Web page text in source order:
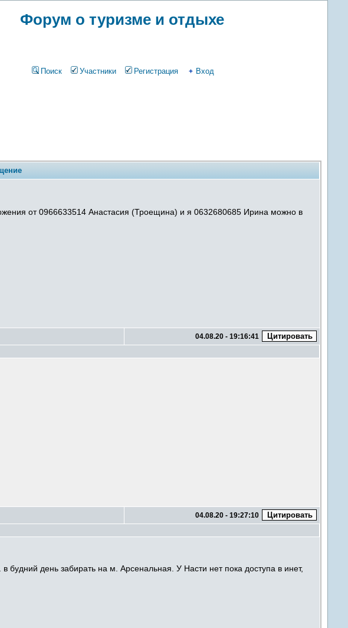
Форум о туризме и отдыхе
Поиск Участники Регистрация Вход
от 0966633514 Анастасия (Троещина) и я 0632680685 Ирина можно в
04.08.20 - 19:16:41
04.08.20 - 19:27:10
будний день забирать на м. Арсенальная. У Насти нет пока доступа в инет,